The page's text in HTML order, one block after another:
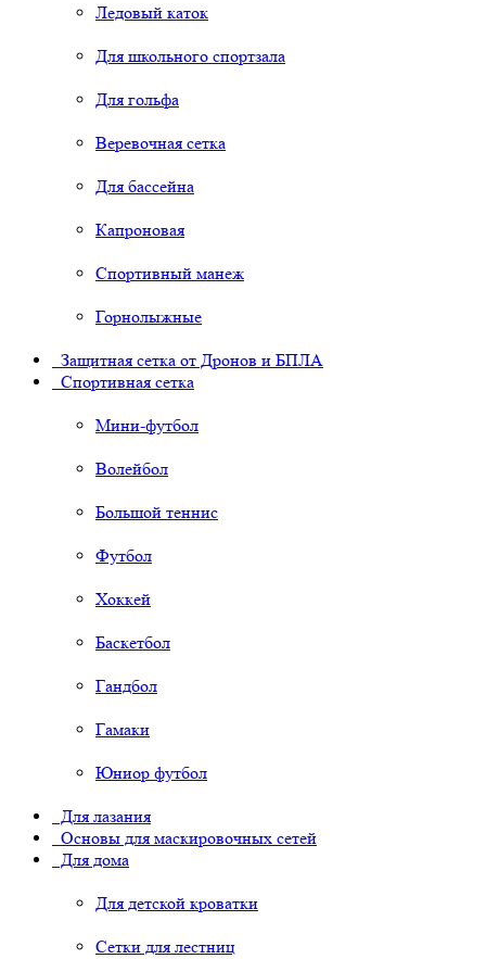
Ледовый каток
Для школьного спортзала
Для гольфа
Веревочная сетка
Для бассейна
Капроновая
Спортивный манеж
Горнолыжные
Защитная сетка от Дронов и БПЛА
Спортивная сетка
Мини-футбол
Волейбол
Большой теннис
Футбол
Хоккей
Баскетбол
Гандбол
Гамаки
Юниор футбол
Для лазания
Основы для маскировочных сетей
Для дома
Для детской кроватки
Сетки для лестниц